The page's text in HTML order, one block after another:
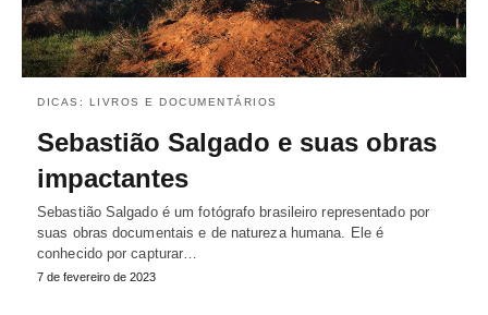
DICAS: LIVROS E DOCUMENTÁRIOS
Sebastião Salgado e suas obras
impactantes
Sebastião Salgado é um fotógrafo brasileiro representado por
suas obras documentais e de natureza humana. Ele é
conhecido por capturar…
7 de fevereiro de 2023